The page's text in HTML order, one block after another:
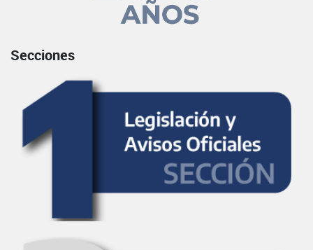
Secciones